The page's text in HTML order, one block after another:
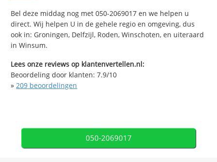
Bel deze middag nog met 050-2069017 en we helpen u
direct. Wij helpen U in de gehele regio en omgeving, dus
ook in: Groningen, Delfzijl, Roden, Winschoten, en uiteraard
in Winsum.
Lees onze reviews op klantenvertellen.nl:
Beoordeling door klanten:7.9/10
» 209 beoordelingen
050-2069017